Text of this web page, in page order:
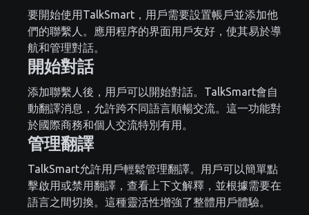
要開始使用TalkSmart，用戶需要設置帳戶並添加他
們的聯繫人。應用程序的界面用戶友好，使其易於導
航和管理對話。
開始對話
添加聯繫人後，用戶可以開始對話。TalkSmart會自
動翻譯消息，允許跨不同語言順暢交流。這一功能對
於國際商務和個人交流特別有用。
管理翻譯
TalkSmart允許用戶輕鬆管理翻譯。用戶可以簡單點
擊啟用或禁用翻譯，查看上下文解釋，並根據需要在
語言之間切換。這種靈活性增強了整體用戶體驗。